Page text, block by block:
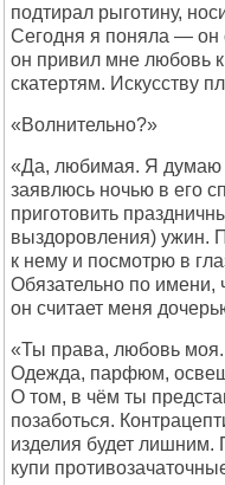
подтирал рыготину,
Сегодня я поняла — он
он привил мне любовь
скатертям. Искусству
«Волнительно?»
«Да, любимая. Я думаю
заявлюсь ночью в его
приготовить
выздоровления) ужин.
к нему и посмотрю в
Обязательно по имени,
он считает меня
«Ты права, любовь
Одежда, парфюм,
О том, в чём ты
позаботься.
изделия будет лишним.
купи